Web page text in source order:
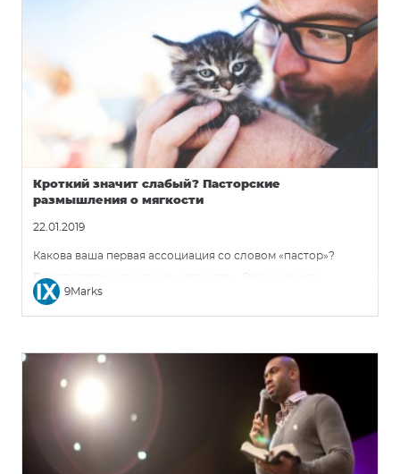
Кроткий значит слабый? Пасторские
размышления о мягкости
22.01.2019
Какова ваша первая ассоциация со словом «пастор»?
Предполагаю, что это не «мягкость». Герои нашего
времени, как правило, не известны своей кротостью.
Гораздо чаще они совершают великие подвиги благодаря
не смирением.
9Marks